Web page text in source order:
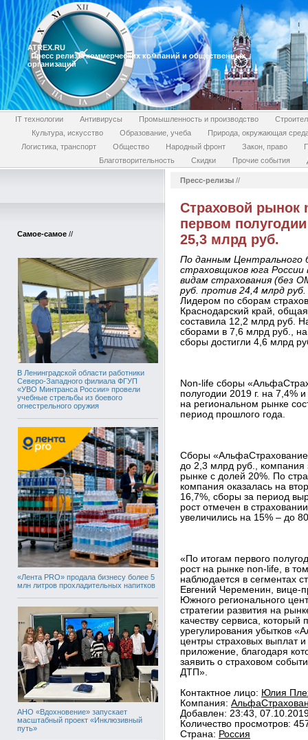
ATREX.RU
Пресс релизы коммерческих компаний и общественных
организаций
IT технологии Антивирусы Промышленность и производство
Культура, искусство
Образование, учеба
Природа, окружающая
Логистика, транспорт
Общество Народный фронт Закон, право
Благотворительность
Скидки Прочие события
Самое-самое //
В Ленинградской области работники
Северо-Западного филиала ФГУП
«УВО Минтранса России» провели
учебные стрельбы из боевого
огнестрельного оружия
«Лента PRO» продала бизнесу более 5
млн литров прохладительных напитков
АНО «Вдохновение» запускает
масштабный проект «Инклюзивный
путь»
Пресс-релизы //
Страховой рынок
первом
25,3 млрд руб.
По данным Центрального
страховщиков юга России
видам страхования (без
руб. против 24,4 млрд
Лидером по сборам
Краснодарский край,
составила 12,2 млрд руб.
сборами в 7,6 млрд руб., на
сборы достигли 4,6 млрд
Non-life cборы
полугодии 2019 г. на 7,4%
на региональном рынке
период прошлого года.
Сборы
до 2,3 млрд руб., компания
рынке с долей 20%. По
компания оказалась на
16,7%, сборы за период
рост отмечен в
увеличились на 15% – до
«По итогам первого
рост на рынке non-life, в
наблюдается в сегментах
Евгений Череменин, вице-
Южного регионального
стратегии развития на
качеству сервиса,
урегулирования убытков
центры страховых выплат
приложение, благодаря
заявить о страховом
ДТП».
Контактное лицо: Юлия
Компания:
Добавлен: 23:43,
Количество просмотров:
Страна: Россия